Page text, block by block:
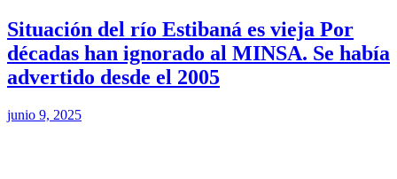
Situación del río Estibaná es vieja Por
décadas han ignorado al MINSA. Se había
advertido desde el 2005
junio 9, 2025